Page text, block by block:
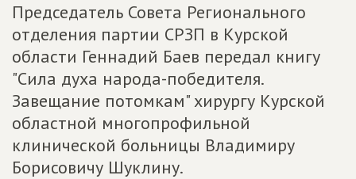
Председатель Совета Регионального
отделения партии СРЗП в Курской
области Геннадий Баев передал книгу
"Сила духа народа-победителя.
Завещание потомкам" хирургу Курской
областной многопрофильной
клинической больницы Владимиру
Борисовичу Шуклину.